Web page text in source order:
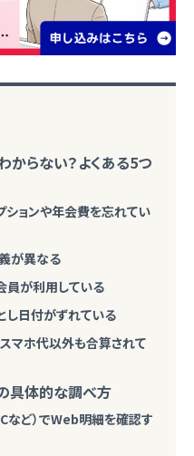
からない？よくある5つ
ションや年会費を忘れてい
が異なる
員が利用している
し日付がずれている
マホ代以外も合算されて
具体的な調べ方
など）でWeb明細を確認す